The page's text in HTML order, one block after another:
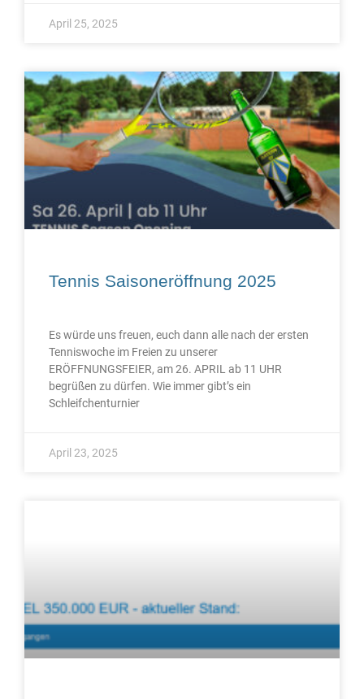
April 25, 2025
Tennis Saisoneröffnung 2025
Es würde uns freuen, euch dann alle nach der ersten
Tenniswoche im Freien zu unserer
ERÖFFNUNGSFEIER, am 26. APRIL ab 11 UHR
begrüßen zu dürfen. Wie immer gibt’s ein
Schleifchenturnier
April 23, 2025